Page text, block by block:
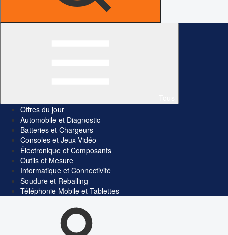
Offres du jour
Automobile et Diagnostic
Batteries et Chargeurs
Consoles et Jeux Vidéo
Électronique et Composants
Outils et Mesure
Informatique et Connectivité
Soudure et Reballing
Téléphonie Mobile et Tablettes